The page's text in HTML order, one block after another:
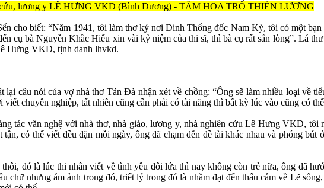
lương y LÊ HƯNG VKD (Bình Dương) - TÂM HOA TRỔ THIÊN LƯƠNG
cho biết: “Năm 1941, tôi làm thơ ký nơi Dinh Thống đốc Nam Kỳ, tôi có một
cụ bà Nguyễn Khắc Hiếu xin vài kỷ niệm của thi sĩ, thì bà cụ rất sẵn lòng”. Lá
Hưng VKD, tịnh danh lhvkd.
câu nói của vợ nhà thơ Tản Đà nhận xét về chồng: “Ông sẽ làm nhiều loại về
chuyên nghiệp, tất nhiên cũng cần phải có tài năng thì bất kỳ lúc vào cũng có
tác văn nghệ với nhà thơ, nhà giáo, lương y, nhà nghiên cứu Lê Hưng VKD,
có thể viết đều đặn mỗi ngày, ông đã chạm đến đề tài khác nhau và phóng
đó là lúc thi nhân viết về tình yêu đôi lứa thì nay không còn trẻ nữa, ông đã
chữ nhưng ám ảnh trong đó, triết lý trong đó là nhằm đạt đến thấu cảm về Lẽ